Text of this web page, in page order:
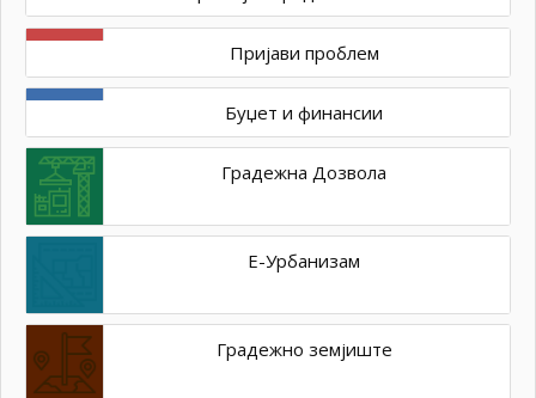
Пријави проблем
Буџет и финансии
Градежна Дозвола
Е-Урбанизам
Градежно земјиште